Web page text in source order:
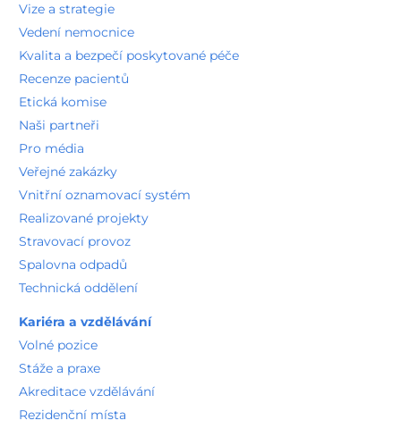
Vize a strategie
Vedení nemocnice
Kvalita a bezpečí poskytované péče
Recenze pacientů
Etická komise
Naši partneři
Pro média
Veřejné zakázky
Vnitřní oznamovací systém
Realizované projekty
Stravovací provoz
Spalovna odpadů
Technická oddělení
Kariéra a vzdělávání
Volné pozice
Stáže a praxe
Akreditace vzdělávání
Rezidenční místa